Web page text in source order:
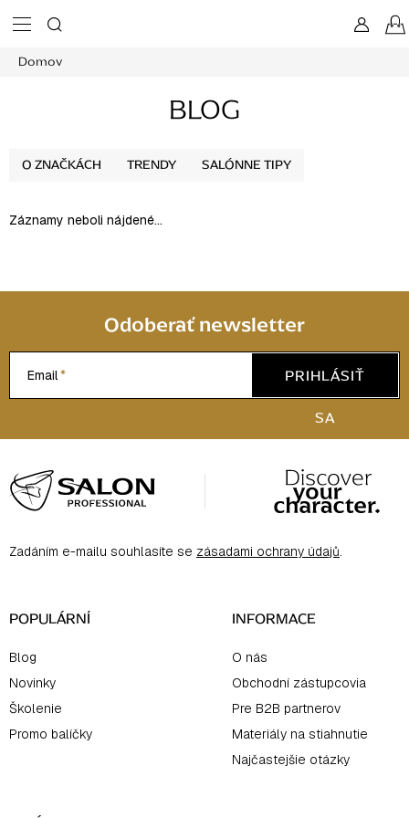
na
Domov
BLOG
O ZNAČKÁCH TRENDY SALÓNNE TIPY
Záznamy neboli nájdené...
Odoberať newsletter
Email
PRIHLÁSIŤ
SA
á
p
ä
e
Zadáním e-mailu souhlasíte se zásadami ochrany údajů.
POPULÁRNÍ
Blog
Novinky
Školenie
Promo balíčky
INFORMACE
O nás
Obchodní zástupcovia
Pre B2B partnerov
Materiály na stiahnutie
Najčastejšie otázky